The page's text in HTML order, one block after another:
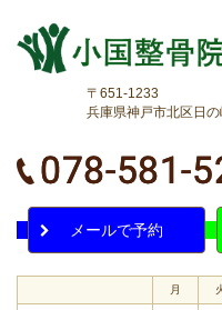
〒651-1233
兵庫県神戸市北区日
メールで予約
月